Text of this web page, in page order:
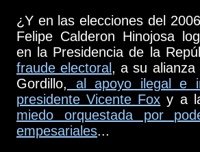
¿Y en las elecciones del
Felipe Calderon Hinojosa
en la Presidencia de la
fraude electoral, a su alianza
Gordillo, al apoyo ilegal e
presidente Vicente Fox y a
miedo orquestada por
empesariales...